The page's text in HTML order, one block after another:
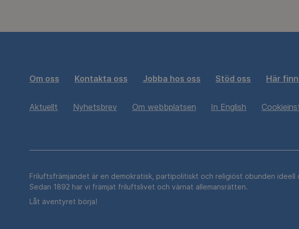
Om oss Kontakta oss Jobba hos oss Stöd oss Här
Aktuellt Nyhetsbrev Om webbplatsen In English
Friluftsfrämjandet är en demokratisk, partipolitiskt och religiöst obunden ideell
Sedan 1892 har vi främjat friluftslivet och värnat allemansrätten.
Låt äventyret börja!